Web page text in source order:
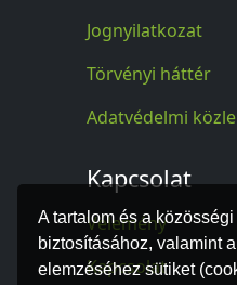
A tartalom és a
biztosításához, valamint
elemzéséhez sütiket
Jognyilatkozat
Törvényi háttér
Adatvédelmi
Kapcsolat
Vélemény
Kapcsolat